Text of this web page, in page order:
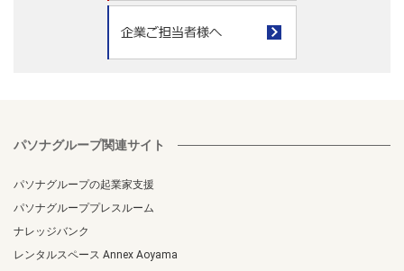
パソナグループ関連サイト
パソナグループの起業家支援
パソナグループプレスルーム
ナレッジバンク
レンタルスペース Annex Aoyama